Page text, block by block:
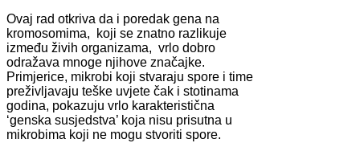
Ovaj rad otkriva da i poredak gena na
kromosomima, koji se znatno razlikuje
između živih organizama, vrlo dobro
odražava mnoge njihove značajke.
Primjerice, mikrobi koji stvaraju spore i time
preživljavaju teške uvjete čak i stotinama
godina, pokazuju vrlo karakteristična
‘genska susjedstva’ koja nisu prisutna u
mikrobima koji ne mogu stvoriti spore.